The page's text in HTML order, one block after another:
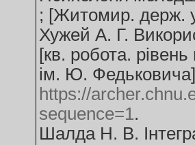
; [Житомир. держ.
Хужей А. Г.
[кв. робота.
ім. Ю.
https://
sequence=1.
Шалда Н. В.